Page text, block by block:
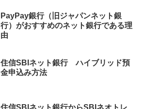
PayPay銀行（旧ジャパンネット銀
行）がおすすめのネット銀行である理
由
住信SBIネット銀行 ハイブリッド預
金申込み方法
住信SBIネット銀行からSBIネオトレ